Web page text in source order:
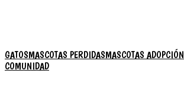
GATOSMASCOTAS PERDIDASMASCOTAS ADOPCIÓN
COMUNIDAD